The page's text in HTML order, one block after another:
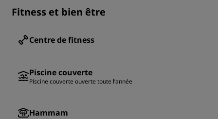
Fitness et bien être
Centre de fitness
Piscine couverte
Piscine couverte ouverte toute l’année
Hammam